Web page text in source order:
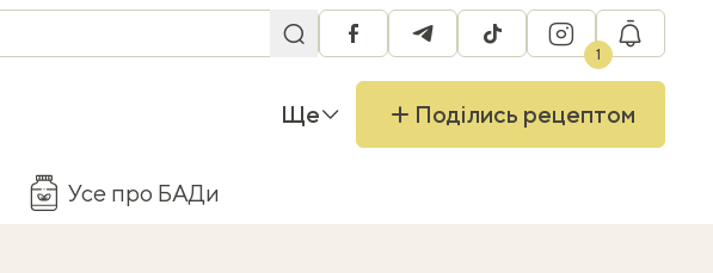
facebooktelegramtiktok instagram
1
Ще Поділись рецептом
Усе про БАДи